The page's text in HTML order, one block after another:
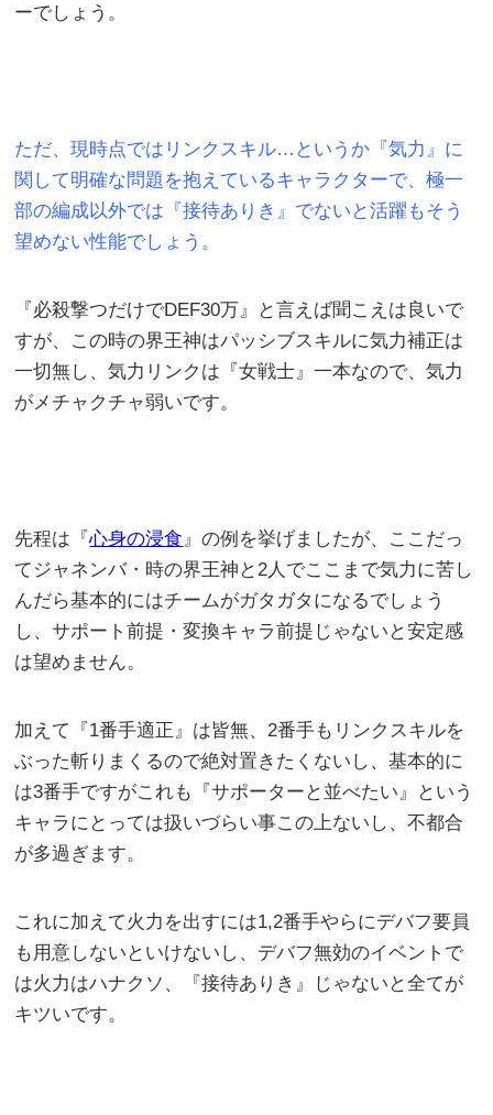
ーでしょう。
ただ、現時点ではリンクスキル…というか『気力』に
関して明確な問題を抱えているキャラクターで、極一
部の編成以外では『接待ありき』でないと活躍もそう
望めない性能でしょう。
『必殺撃つだけでDEF30万』と言えば聞こえは良いで
すが、この時の界王神はパッシブスキルに気力補正は
一切無し、気力リンクは『女戦士』一本なので、気力
がメチャクチャ弱いです。
先程は『心身の浸食』の例を挙げましたが、ここだっ
てジャネンバ・時の界王神と2人でここまで気力に苦し
んだら基本的にはチームがガタガタになるでしょう
し、サポート前提・変換キャラ前提じゃないと安定感
は望めません。
加えて『1番手適正』は皆無、2番手もリンクスキルを
ぶった斬りまくるので絶対置きたくないし、基本的に
は3番手ですがこれも『サポーターと並べたい』という
キャラにとっては扱いづらい事この上ないし、不都合
が多過ぎます。
これに加えて火力を出すには1,2番手やらにデバフ要員
も用意しないといけないし、デバフ無効のイベントで
は火力はハナクソ、『接待ありき』じゃないと全てが
キツいです。